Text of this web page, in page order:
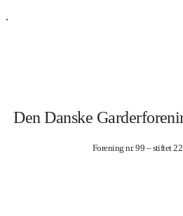
.
Den Danske
Forening nr. 99 – stiftet